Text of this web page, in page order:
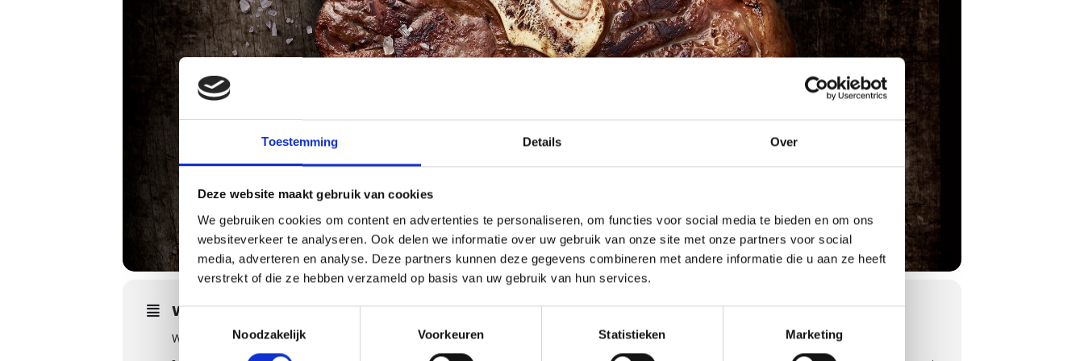
Toestemming Details Over
Deze website maakt gebruik van cookies
We gebruiken cookies om content en advertenties te personaliseren, om functies voor social media te bieden en om ons
websiteverkeer te analyseren. Ook delen we informatie over uw gebruik van onze site met onze partners voor social
media, adverteren en analyse. Deze partners kunnen deze gegevens combineren met andere informatie die u aan ze heeft
verstrekt of die ze hebben verzameld op basis van uw gebruik van hun services.
Toestemmingsselectie
Noodzakelijk
Voorkeuren Statistieken Marketing
WORKSHOPS DETAILS
We gaan tijdens de American Style BBQ workshop terug naar de roots van Weber en de roots van het barbecueën: Amerika.